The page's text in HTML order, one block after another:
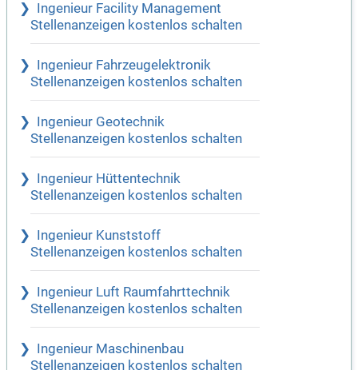
Ingenieur Facility Management
Stellenanzeigen kostenlos schalten
Ingenieur Fahrzeugelektronik
Stellenanzeigen kostenlos schalten
Ingenieur Geotechnik
Stellenanzeigen kostenlos schalten
Ingenieur Hüttentechnik
Stellenanzeigen kostenlos schalten
Ingenieur Kunststoff
Stellenanzeigen kostenlos schalten
Ingenieur Luft Raumfahrttechnik
Stellenanzeigen kostenlos schalten
Ingenieur Maschinenbau
Stellenanzeigen kostenlos schalten